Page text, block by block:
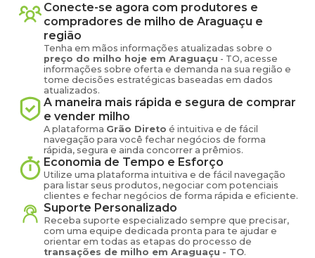
Conecte-se agora com produtores e
compradores de milho de Araguaçu e
região
Tenha em mãos informações atualizadas sobre o
preço do milho hoje em Araguaçu - TO, acesse
informações sobre oferta e demanda na sua região e
tome decisões estratégicas baseadas em dados
atualizados.
A maneira mais rápida e segura de comprar
e vender milho
A plataforma Grão Direto é intuitiva e de fácil
navegação para você fechar negócios de forma
rápida, segura e ainda concorrer a prêmios.
Economia de Tempo e Esforço
Utilize uma plataforma intuitiva e de fácil navegação
para listar seus produtos, negociar com potenciais
clientes e fechar negócios de forma rápida e eficiente.
Suporte Personalizado
Receba suporte especializado sempre que precisar,
com uma equipe dedicada pronta para te ajudar e
orientar em todas as etapas do processo de
transações de milho em Araguaçu - TO.